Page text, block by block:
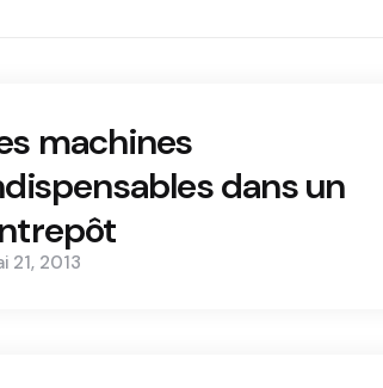
machines
dans un
21, 2013